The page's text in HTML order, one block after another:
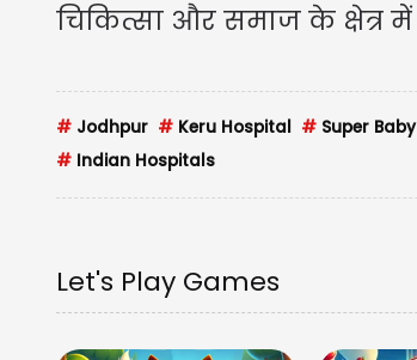
चिकित्सा और समाज के क्षेत्र में
# Jodhpur # Keru Hospital # Super Baby
# Indian Hospitals
Let's Play Games